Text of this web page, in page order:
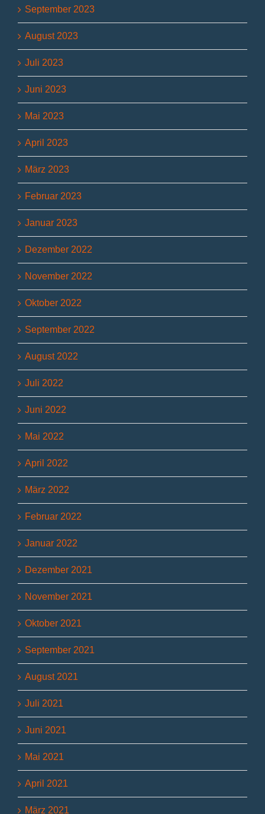
September 2023
August 2023
Juli 2023
Juni 2023
Mai 2023
April 2023
März 2023
Februar 2023
Januar 2023
Dezember 2022
November 2022
Oktober 2022
September 2022
August 2022
Juli 2022
Juni 2022
Mai 2022
April 2022
März 2022
Februar 2022
Januar 2022
Dezember 2021
November 2021
Oktober 2021
September 2021
August 2021
Juli 2021
Juni 2021
Mai 2021
April 2021
März 2021